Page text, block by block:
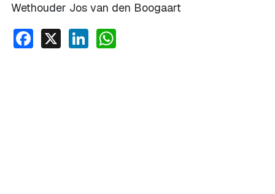
Wethouder Jos van den Boogaart
Facebook
X LinkedIn